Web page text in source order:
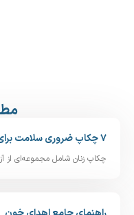
۷ چکاپ ضروری سلامت برای زنان
چکاپ زنان شامل مجموعه‌ای از